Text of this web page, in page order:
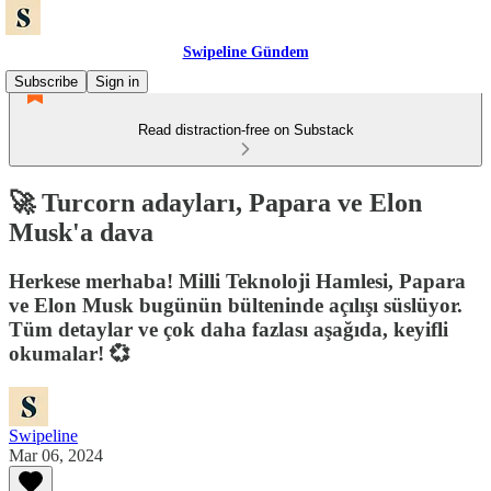
Swipeline Gündem
Subscribe
Sign in
Read distraction-free on Substack
🚀 Turcorn adayları, Papara ve Elon
Musk'a dava
Herkese merhaba! Milli Teknoloji Hamlesi, Papara
ve Elon Musk bugünün bülteninde açılışı süslüyor.
Tüm detaylar ve çok daha fazlası aşağıda, keyifli
okumalar! 💞
Swipeline
Mar 06, 2024